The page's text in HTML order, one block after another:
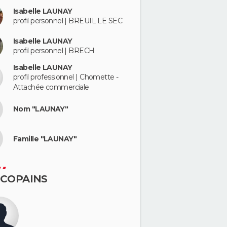
Isabelle LAUNAY
profil personnel | BREUIL LE SEC
Isabelle LAUNAY
profil personnel | BRECH
Isabelle LAUNAY
profil professionnel | Chomette -
Attachée commerciale
Nom "LAUNAY"
Famille "LAUNAY"